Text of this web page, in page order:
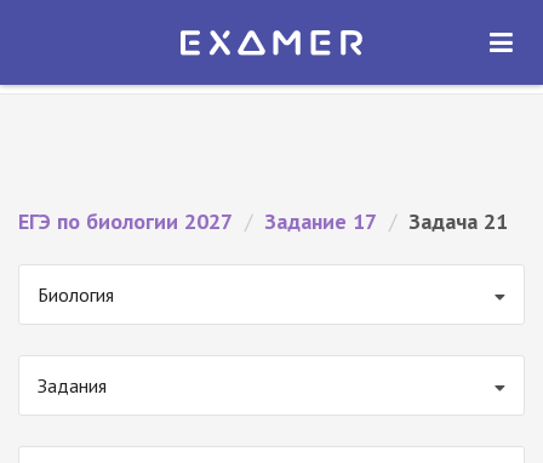
Экзамер — ЕГЭ 2027
ОТКРЫТЬ
ЕГЭ по биологии 2027 / Задание 17 / Задача 21
Биология
Задания